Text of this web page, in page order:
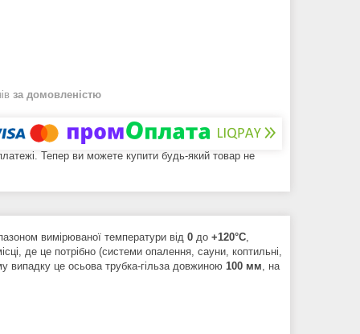
за домовленістю
Тепер ви можете купити будь-який товар не
вимірюваної температури від 0 до +120°С
де це потрібно (системи опалення, сауни, коптильні,
випадку це осьова трубка-гільза довжиною 100 мм , на